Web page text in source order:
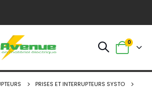
Panier
0
PRISES ET INTERRUPTEURS SYSTO